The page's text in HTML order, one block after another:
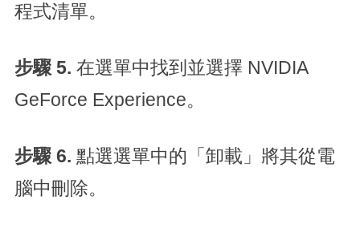
程式清單。
步驟 5. 在選單中找到並選擇 NVIDIA
GeForce Experience。
步驟 6. 點選選單中的「卸載」將其從電
腦中刪除。